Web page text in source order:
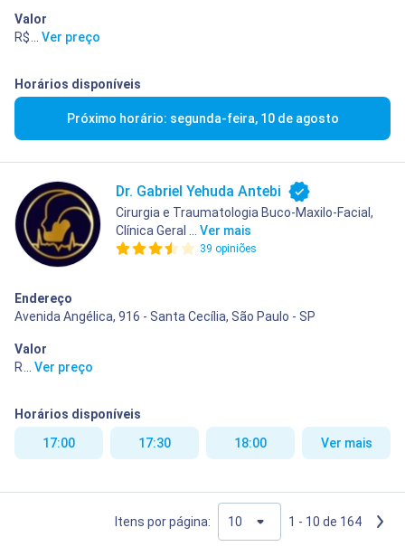
Valor
R$ 450,00
Ver preço
Horários disponíveis
Próximo horário: segunda-feira, 10 de agosto
Dr. Gabriel Yehuda Antebi
Cirurgia e Traumatologia Buco-Maxilo-Facial,
Clínica Geral ... Ver mais
39 opiniões
Endereço
Avenida Angélica, 916 - Santa Cecília, São Paulo - SP
Valor
R$ 10,00
Ver preço
Horários disponíveis
17:00
17:30 18:00 Ver mais
Itens por página: 1 - 10 de 164